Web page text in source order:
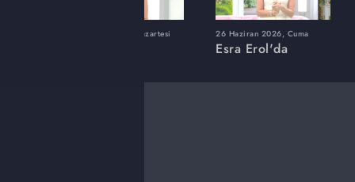
8 Haziran 2026, Pazartesi 26 Haziran 2026, Cuma
Esra Erol'da